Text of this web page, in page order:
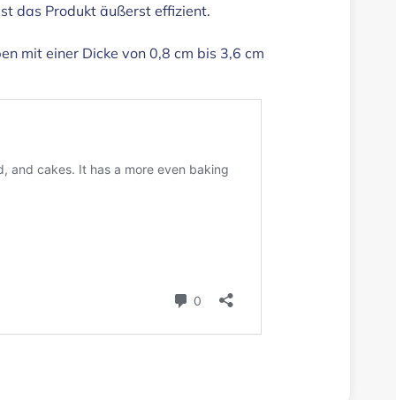
das Produkt äußerst effizient.
mit einer Dicke von 0,8 cm bis 3,6 cm